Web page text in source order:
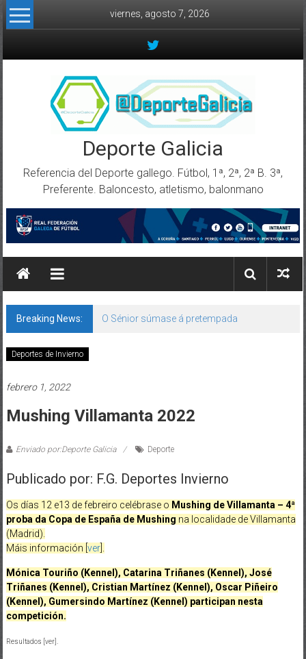
Skip to content
viernes, agosto 7, 2026
Deporte Galicia
Referencia del Deporte gallego. Fútbol, 1ª, 2ª, 2ª B. 3ª,
Preferente. Baloncesto, atletismo, balonmano
Breaking News: O Sénior súmase á pretempada
Deportes de Invierno
febrero 1, 2022
Mushing Villamanta 2022
Enviado por:Deporte Galicia Deporte
Publicado por: F.G. Deportes Invierno
Os días 12 e13 de febreiro celébrase o Mushing de Villamanta – 4ª
proba da Copa de España de Mushing na localidade de Villamanta
(Madrid).
Máis información [ ver].
Mónica Touriño (Kennel), Catarina Triñanes (Kennel), José
Triñanes (Kennel), Cristian Martínez (Kennel), Oscar Piñeiro
(Kennel), Gumersindo Martínez (Kennel) participan nesta
competición.
Resultados [ver] .